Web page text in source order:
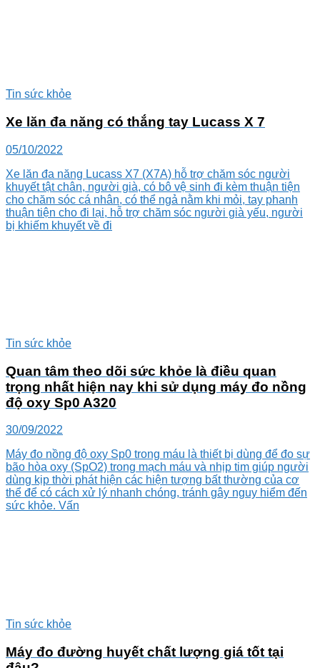
Tin sức khỏe
Xe lăn đa năng có thắng tay Lucass X 7
05/10/2022
Xe lăn đa năng Lucass X7 (X7A) hỗ trợ chăm sóc người
khuyết tật chân, người già, có bô vệ sinh đi kèm thuận tiện
cho chăm sóc cá nhân, có thể ngả nằm khi mỏi, tay phanh
thuận tiện cho đi lại, hỗ trợ chăm sóc người già yếu, người
bị khiếm khuyết về đi
Tin sức khỏe
Quan tâm theo dõi sức khỏe là điều quan
trọng nhất hiện nay khi sử dụng máy đo nồng
độ oxy Sp0 A320
30/09/2022
Máy đo nồng độ oxy Sp0 trong máu là thiết bị dùng để đo sự
bão hòa oxy (SpO2) trong mạch máu và nhịp tim giúp người
dùng kịp thời phát hiện các hiện tượng bất thường của cơ
thể để có cách xử lý nhanh chóng, tránh gây nguy hiểm đến
sức khỏe. Vấn
Tin sức khỏe
Máy đo đường huyết chất lượng giá tốt tại